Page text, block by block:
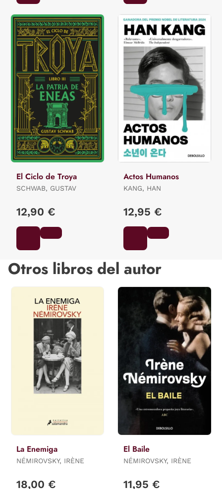
El Ciclo de Troya
SCHWAB, GUSTAV
12,90 €
Actos Humanos
KANG, HAN
12,95 €
Otros libros del autor
La Enemiga
NÉMIROVSKY, IRÈNE
18,00 €
El Baile
NÉMIROVSKY, IRÈNE
11,95 €